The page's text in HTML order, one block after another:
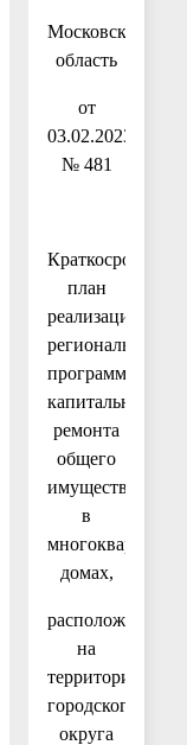
Московской
область
от
03.02.2023
№ 481
Краткосрочный
план
реализации
региональной
программы
капитального
ремонта
общего
имущества
в
многоквартирных
домах,
расположенных
на
территории
городского
округа